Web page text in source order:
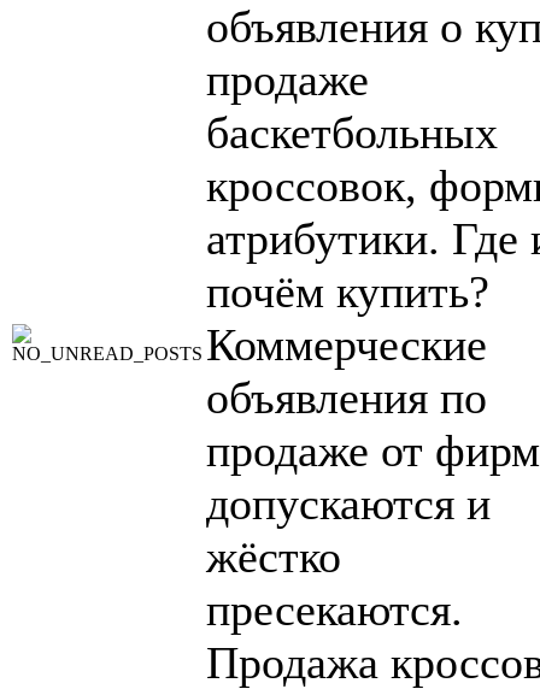
объявления о
продаже
баскетбольных
кроссовок,
атрибутики. Где
почём купить?
Коммерческие
объявления по
продаже от
допускаются и
жёстко
пресекаются.
Продажа